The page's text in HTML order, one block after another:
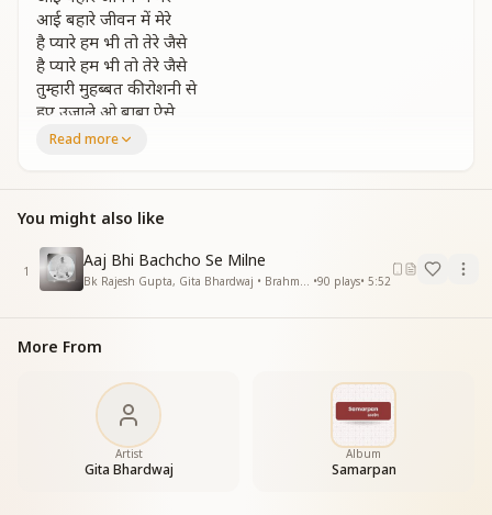
आई बहारे जीवन में मेरे
है प्यारे हम भी तो तेरे जैसे
है प्यारे हम भी तो तेरे जैसे
तुम्हारी मुहब्बत की रोशनी से
हुए उजाले ओ बाबा ऐसे
तुम्हारी मुहब्बत की रोशनी से
बगैर तुम्हारे ये जिंदगी भी
बगैर तुम्हारे…
बगैर तुम्हारे ये जिंदगी भी
जैसे हो प्यासा कोई पपिहा
जैसे हो प्यासा कोई पपिहा
बया करे तो करे भी कैसे
तुम्हारी मुहब्बत की रोशनी से
जो वक्त गुजारे यादों में तेरी
जो वक्त गुजारे……
जो वक्त गुजारे यादों में तेरी
Read more
You might also like
1
Aaj Bhi Bachcho Se Milne
•90 plays• 5:52
More From
Artist
Gita Bhardwaj
Album
Samarpan